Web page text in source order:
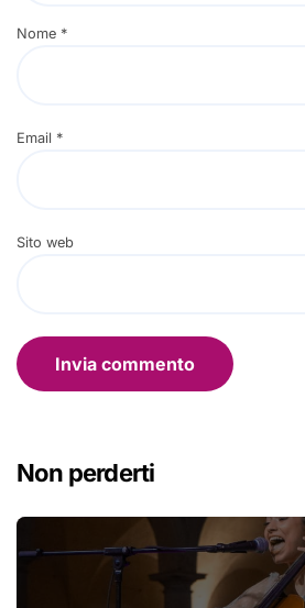
Nome *
Email *
Sito web
Non perderti